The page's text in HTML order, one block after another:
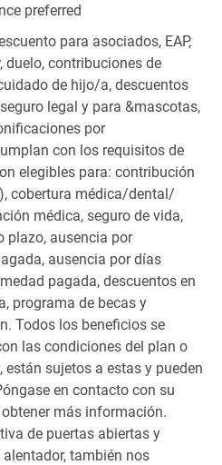
preferred
para asociados, EAP,
duelo, contribuciones de
de hijo/a, descuentos
legal y para &mascotas,
por
con los requisitos de
elegibles para: contribución
cobertura médica/dental/
médica, seguro de vida,
plazo, ausencia por
ausencia por días
pagada, descuentos en
programa de becas y
Todos los beneficios se
las condiciones del plan o
sujetos a estas y pueden
en contacto con su
más información.
de puertas abiertas y
también nos